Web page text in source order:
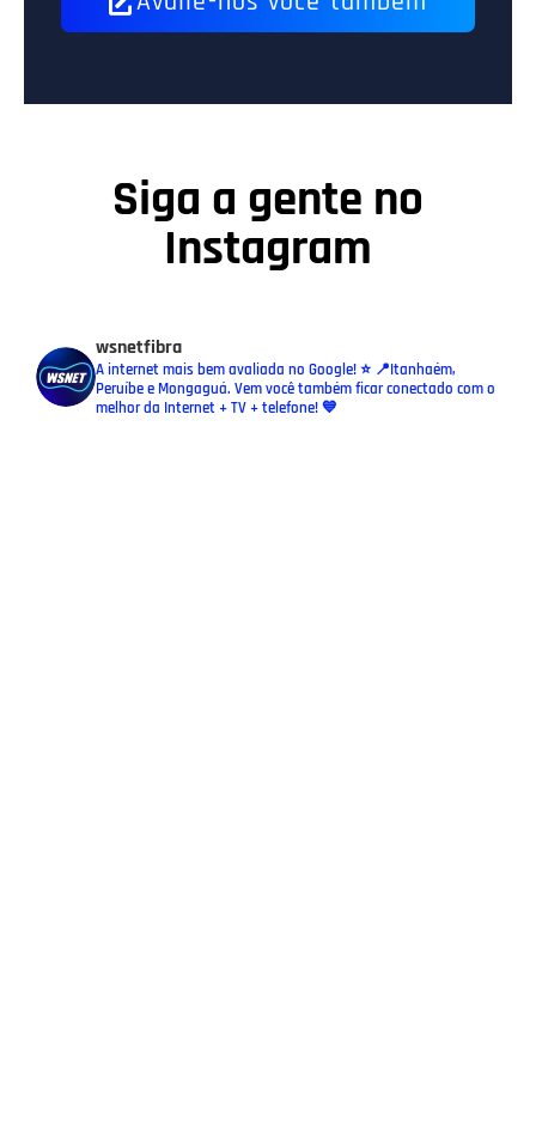
Siga a gente no
Instagram
wsnetfibra
A internet mais bem avaliada no Google! ⭐️ 📍Itanhaém,
Peruíbe e Mongaguá. Vem você também ficar conectado com o
melhor da Internet + TV + telefone! 💙